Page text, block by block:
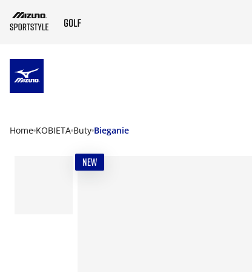
Home KOBIETA Buty Bieganie
NEW